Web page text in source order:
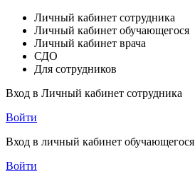
Личный кабинет сотрудника
Личный кабинет обучающегося
Личный кабинет врача
СДО
Для сотрудников
Вход в Личный кабинет сотрудника
Войти
Вход в личный кабинет обучающегося
Войти